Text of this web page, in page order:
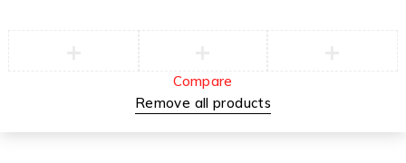
Compare
Remove all products